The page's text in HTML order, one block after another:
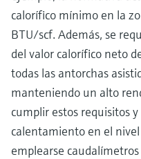
calorífico mínimo en la
BTU/scf. Además, se
del valor calorífico neto
todas las antorchas
manteniendo un alto
cumplir estos requisitos
calentamiento en el
emplearse